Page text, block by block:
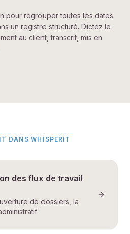
pour regrouper toutes les dates
un registre structuré. Dictez le
au client, transcrit, mis en
DANS WHISPERIT
des flux de travail
de dossiers, la